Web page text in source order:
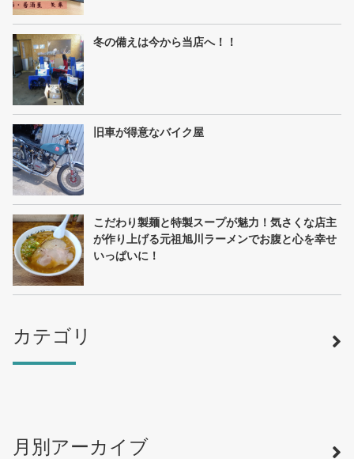
冬の備えは今から当店へ！！
旧車が得意なバイク屋
こだわり製麺と特製スープが魅力！気さくな店主
が作り上げる元祖旭川ラーメンでお腹と心を幸せ
いっぱいに！
カテゴリ
寿司（12）
月別アーカイブ